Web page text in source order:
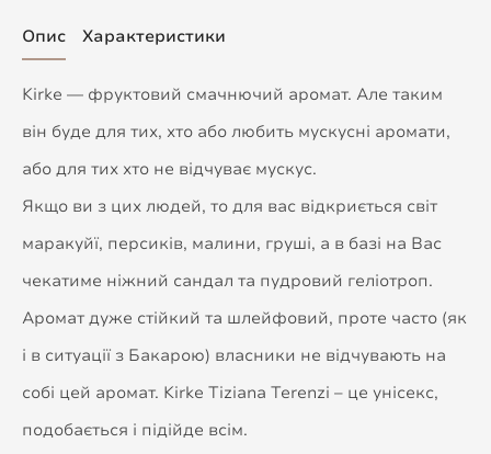
Опис Характеристики
Kirke — фруктовий смачнючий аромат. Але таким
він буде для тих, хто або любить мускусні аромати,
або для тих хто не відчуває мускус.
Якщо ви з цих людей, то для вас відкриється світ
маракуйї, персиків, малини, груші, а в базі на Вас
чекатиме ніжний сандал та пудровий геліотроп.
Аромат дуже стійкий та шлейфовий, проте часто (як
і в ситуації з Бакарою) власники не відчувають на
собі цей аромат. Kirke Tiziana Terenzi – це унісекс,
подобається і підійде всім.